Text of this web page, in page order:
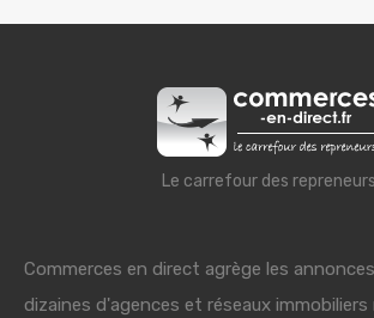
Le carrefour des repreneurs
Commerces en direct agrège les
dizaines d'agences et réseaux immobiliers